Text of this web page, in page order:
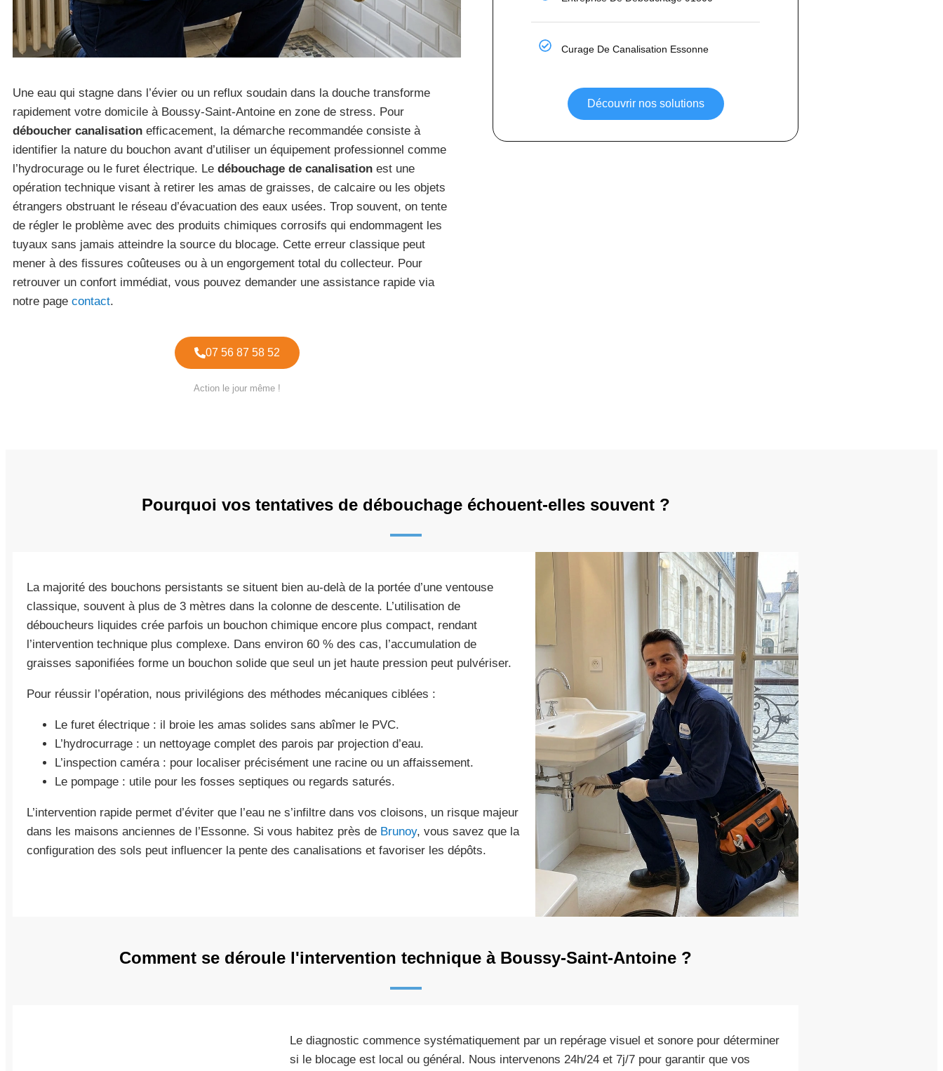
Une eau qui stagne dans l’évier ou un reflux soudain dans la douche transforme
rapidement votre domicile à Boussy-Saint-Antoine en zone de stress. Pour
déboucher canalisation efficacement, la démarche recommandée consiste à
identifier la nature du bouchon avant d’utiliser un équipement professionnel comme
l’hydrocurage ou le furet électrique. Le débouchage de canalisation est une
opération technique visant à retirer les amas de graisses, de calcaire ou les objets
étrangers obstruant le réseau d’évacuation des eaux usées. Trop souvent, on tente
de régler le problème avec des produits chimiques corrosifs qui endommagent les
tuyaux sans jamais atteindre la source du blocage. Cette erreur classique peut
mener à des fissures coûteuses ou à un engorgement total du collecteur. Pour
retrouver un confort immédiat, vous pouvez demander une assistance rapide via
notre page contact.
07 56 87 58 52
Action le jour même !
Curage De Canalisation Essonne
Découvrir nos solutions
Pourquoi vos tentatives de débouchage échouent-elles souvent ?
La majorité des bouchons persistants se situent bien au-delà de la portée d’une ventouse
classique, souvent à plus de 3 mètres dans la colonne de descente. L’utilisation de
déboucheurs liquides crée parfois un bouchon chimique encore plus compact, rendant
l’intervention technique plus complexe. Dans environ 60 % des cas, l’accumulation de
graisses saponifiées forme un bouchon solide que seul un jet haute pression peut pulvériser.
Pour réussir l’opération, nous privilégions des méthodes mécaniques ciblées :
Le furet électrique : il broie les amas solides sans abîmer le PVC.
L’hydrocurrage : un nettoyage complet des parois par projection d’eau.
L’inspection caméra : pour localiser précisément une racine ou un affaissement.
Le pompage : utile pour les fosses septiques ou regards saturés.
L’intervention rapide permet d’éviter que l’eau ne s’infiltre dans vos cloisons, un risque majeur
dans les maisons anciennes de l’Essonne. Si vous habitez près de Brunoy, vous savez que la
configuration des sols peut influencer la pente des canalisations et favoriser les dépôts.
Comment se déroule l'intervention technique à Boussy-Saint-Antoine ?
Le diagnostic commence systématiquement par un repérage visuel et sonore pour déterminer
si le blocage est local ou général. Nous intervenons 24h/24 et 7j/7 pour garantir que vos